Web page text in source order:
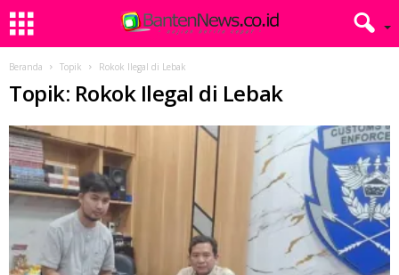
Beranda Topik Rokok Ilegal di Lebak
Topik: Rokok Ilegal di Lebak